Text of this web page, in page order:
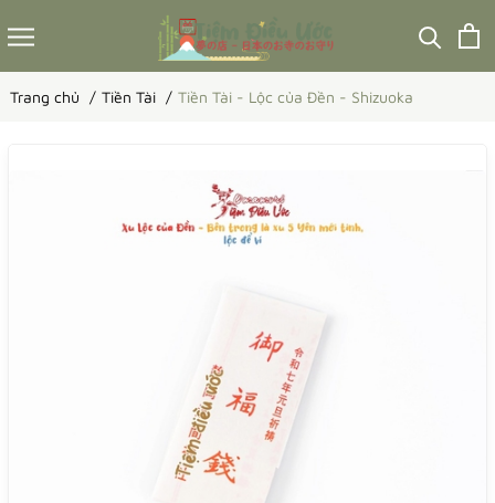
Trang chủ Tiền Tài Tiền Tài - Lộc của Đền - Shizuoka